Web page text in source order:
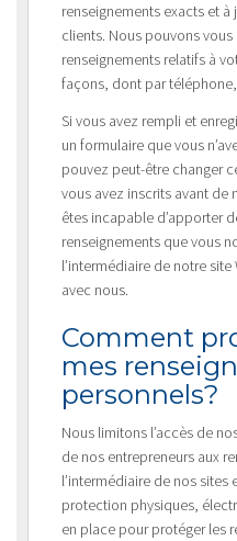
renseignements exacts et
clients. Nous pouvons vous
renseignements relatifs à
façons, dont par
Si vous avez rempli et
un formulaire que vous
pouvez peut-être changer
vous avez inscrits avant de
êtes incapable d’apporter
renseignements que vous
l’intermédiaire de notre
avec nous.
Comment
mes
personnels?
Nous limitons l’accès de
de nos entrepreneurs aux
l’intermédiaire de nos sites
protection physiques,
en place pour protéger les